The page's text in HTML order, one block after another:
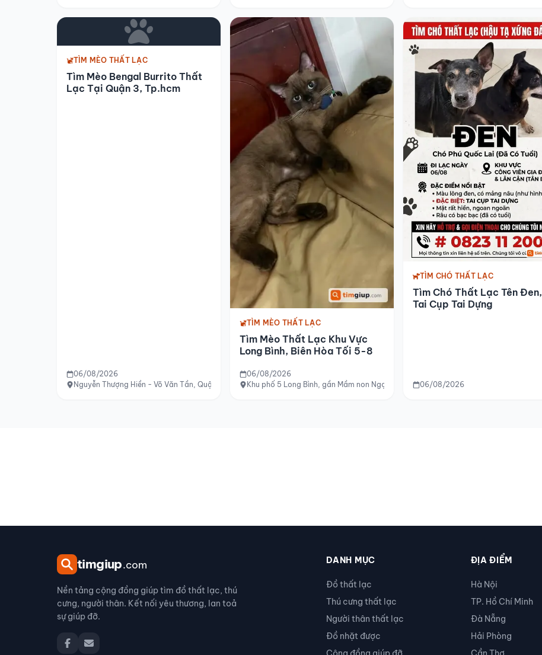
TÌM MÈO THẤT LẠC
Tìm Mèo Bengal Burrito Thất
Lạc Tại Quận 3, Tp.hcm
06/08/2026
Nguyễn Thượng Hiền - Võ Văn Tần, Quận 3, TP.HCM
TÌM MÈO THẤT LẠC
Tìm Mèo Thất Lạc Khu Vực
Long Bình, Biên Hòa Tối 5-8
06/08/2026
Khu phố 5 Long Bình, gần Mầm non Ngọc Lan 2, Long Bình, Biên Hòa
TÌM CHÓ THẤT LẠC
Tìm Chó Thất Lạc Tên Đen,
Tai Cụp Tai Dựng
06/08/2026
timgiup.com
Nền tảng cộng đồng giúp tìm đồ thất lạc, thú
cưng, người thân. Kết nối yêu thương, lan toả
sự giúp đỡ.
DANH MỤC
Đồ thất lạc
Thú cưng thất lạc
Người thân thất lạc
Đồ nhặt được
ĐỊA ĐIỂM
Hà Nội
TP. Hồ Chí Minh
Đà Nẵng
Hải Phòng